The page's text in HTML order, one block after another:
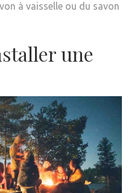
à vaisselle ou du savon
une